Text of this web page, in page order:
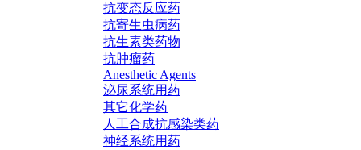
抗变态反应药
抗寄生虫病药
抗生素类药物
抗肿瘤药
Anesthetic Agents
泌尿系统用药
其它化学药
人工合成抗感染类药
神经系统用药